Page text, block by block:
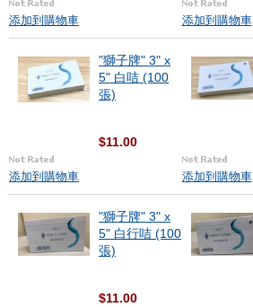
添加到購物車 添加到購物車
"獅子牌" 3" x
5" 白咭 (100
張)
$11.00
添加到購物車 添加到購物車
"獅子牌" 3" x
5" 白行咭 (100
張)
$11.00